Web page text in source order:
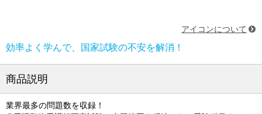
アイコンについて
効率よく学んで、国家試験の不安を解消！
商品説明
業界最多の問題数を収録！